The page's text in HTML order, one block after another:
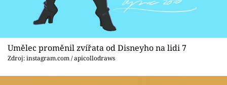
Umělec proměnil zvířata od Disneyho na lidi 7
Zdroj: instagram.com / apicollodraws